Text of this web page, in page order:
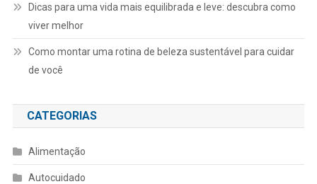
Dicas para uma vida mais equilibrada e leve: descubra como
viver melhor
Como montar uma rotina de beleza sustentável para cuidar
de você
CATEGORIAS
Alimentação
Autocuidado